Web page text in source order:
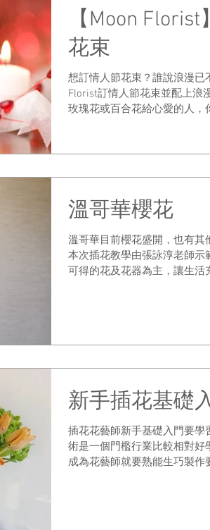
【Moon
花束
想訂情人節花束？誰說浪漫已
Florist訂情人節花束並配上浪
玫瑰花或百合花給心愛的人，
的白色馬蹄蓮和天真的百合。
溫哥華櫻花
溫哥華目前櫻花盛開，也有其
本次插花教學由張詠淳老師示
可得的花及花器為主，讓生活
新手插花基礎
插花花藝師新手基礎入門要學
術是一個門檻行業比較相對好
成為花藝師就要熟能生巧製作